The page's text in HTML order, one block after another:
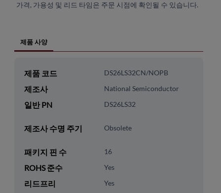
가격, 가용성 및 리드 타임은 주문 시점에 확인될 수 있습니다.
제품 사양
제품 코드 DS26LS32CN/NOPB
제조사 National Semiconductor
일반 PN DS26LS32
제조사 수명 주기 Obsolete
패키지 핀 수 16
ROHS 준수 Yes
리드프리 Yes